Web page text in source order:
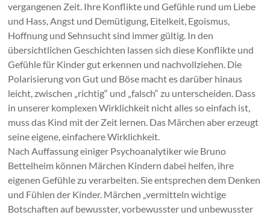
vergangenen Zeit. Ihre Konflikte und Gefühle rund um Liebe
und Hass, Angst und Demütigung, Eitelkeit, Egoismus,
Hoffnung und Sehnsucht sind immer gültig. In den
übersichtlichen Geschichten lassen sich diese Konflikte und
Gefühle für Kinder gut erkennen und nachvollziehen. Die
Polarisierung von Gut und Böse macht es darüber hinaus
leicht, zwischen „richtig“ und „falsch“ zu unterscheiden. Dass
in unserer komplexen Wirklichkeit nicht alles so einfach ist,
muss das Kind mit der Zeit lernen. Das Märchen aber erzeugt
seine eigene, einfachere Wirklichkeit.
Nach Auffassung einiger Psychoanalytiker wie Bruno
Bettelheim können Märchen Kindern dabei helfen, ihre
eigenen Gefühle zu verarbeiten. Sie entsprechen dem Denken
und Fühlen der Kinder. Märchen „vermitteln wichtige
Botschaften auf bewusster, vorbewusster und unbewusster